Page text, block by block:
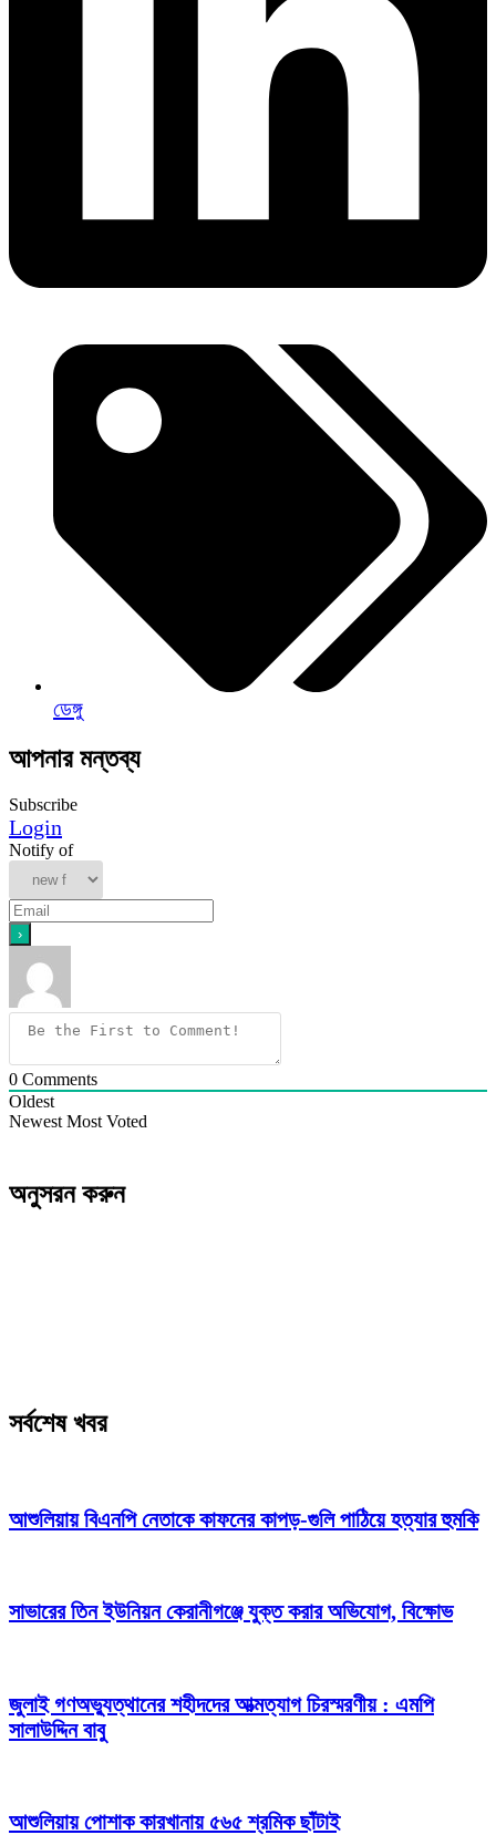
ডেঙ্গু
আপনার মন্তব্য
Subscribe
Login
Notify of
0 Comments
Oldest
Newest Most Voted
অনুসরন করুন
সর্বশেষ খবর
আশুলিয়ায় বিএনপি নেতাকে কাফনের কাপড়-গুলি পাঠিয়ে হত্যার হুমকি
সাভারের তিন ইউনিয়ন কেরানীগঞ্জে যুক্ত করার অভিযোগ, বিক্ষোভ
জুলাই গণঅভ্যুত্থানের শহীদদের আত্মত্যাগ চিরস্মরণীয় : এমপি
সালাউদ্দিন বাবু
আশুলিয়ায় পোশাক কারখানায় ৫৬৫ শ্রমিক ছাঁটাই